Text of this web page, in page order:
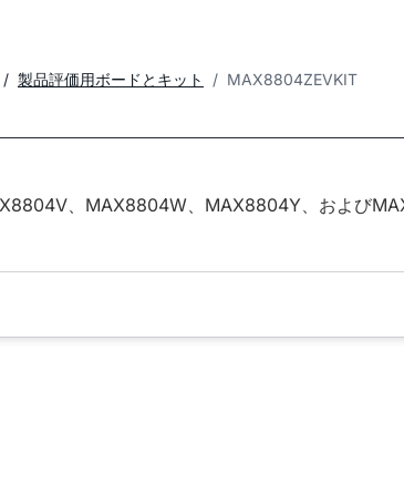
製品評価用ボードとキット MAX8804ZEVKIT
、MAX8804W、MAX8804Y、および